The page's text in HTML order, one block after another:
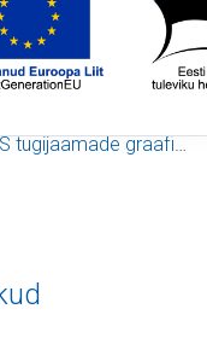
tugijaamade graafikud